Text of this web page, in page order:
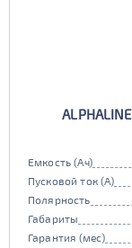
Емкость (Ач)
Пусковой ток (А)
Полярность
Габариты
Гарантия (мес)